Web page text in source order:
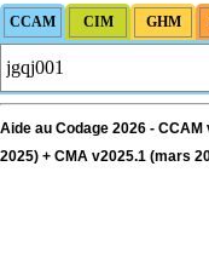
Aide au Codage 2026 -
2025) + CMA v2025.1 (mars